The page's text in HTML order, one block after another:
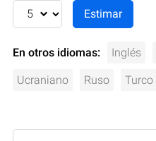
En otros idiomas: Inglés
Ucraniano Ruso Turco